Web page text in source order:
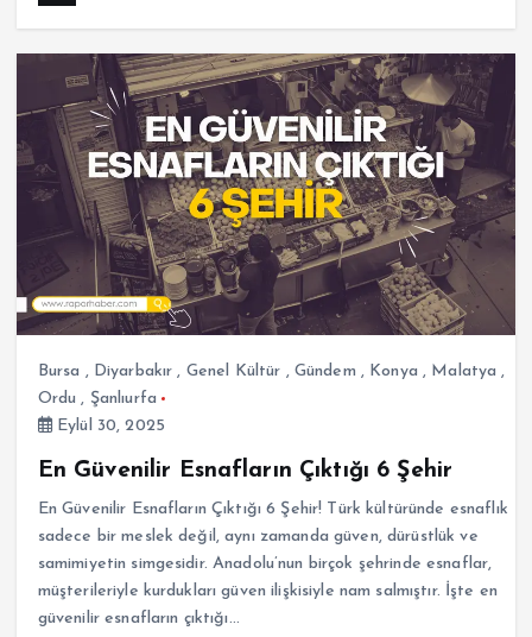
Bursa , Diyarbakır , Genel Kültür , Gündem , Konya , Malatya ,
Ordu , Şanlıurfa
Eylül 30, 2025
En Güvenilir Esnafların Çıktığı 6 Şehir
En Güvenilir Esnafların Çıktığı 6 Şehir! Türk kültüründe esnaflık
sadece bir meslek değil, aynı zamanda güven, dürüstlük ve
samimiyetin simgesidir. Anadolu’nun birçok şehrinde esnaflar,
müşterileriyle kurdukları güven ilişkisiyle nam salmıştır. İşte en
güvenilir esnafların çıktığı…